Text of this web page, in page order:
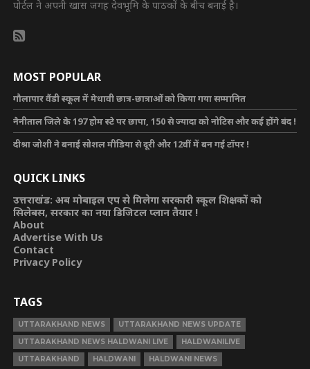
पोर्टल ने अपनी खास जगह देवभूमि के पाठकों के बीच बनाई है।
MOST POPULAR
गौलापार वैंडी स्कूल में मेधावी छात्र-छात्राओं को किया गया सम्मानित
नैनीताल जिले के 197 होम स्टे पर छापा, 150 से ज्यादा को नोटिस और कई होंगे बंद !
दीश्रा जोशी ने बनाई सोशल मीडिया से दूरी और 12वीं में बन गई टॉपर !
QUICK LINKS
उत्तराखंड: अब मोबाइल एप से मिलेगा सरकारी स्कूल शिक्षकों को
सिलेबस, सरकार का नया डिजिटल प्लान तैयार !
About
Advertise With Us
Contact
Privacy Policy
TAGS
UTTARAKHAND NEWS
UTTARAKHAND NEWS UPDATE
UTTARAKHAND NEWS HALDWANI LIVE
HALDWANILIVE
UTTARAKHAND
HALDWANI HALDWANI NEWS